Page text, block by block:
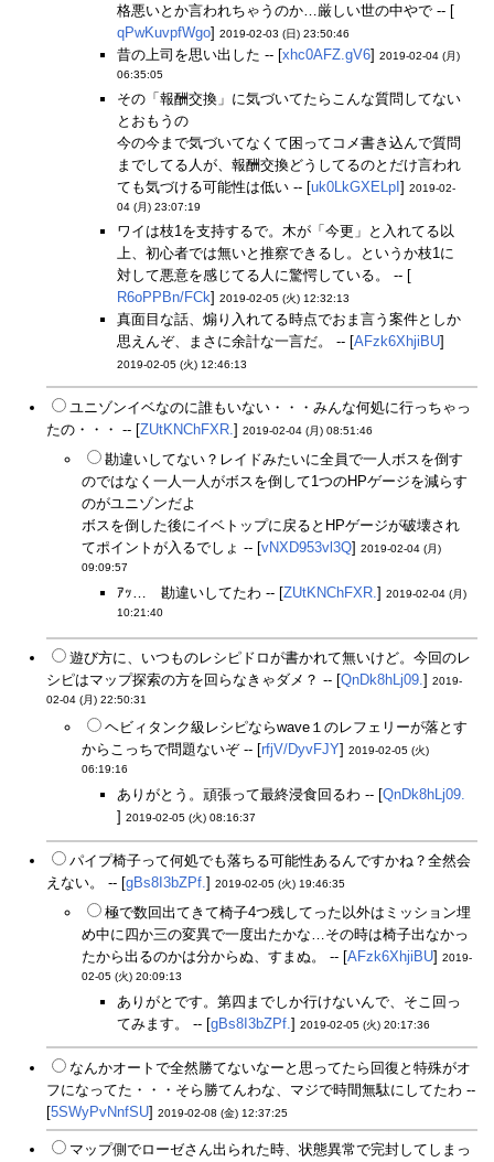
格悪いとか言われちゃうのか…厳しい世の中やで -- [
qPwKuvpfWgo] 2019-02-03 (日) 23:50:46
昔の上司を思い出した -- [xhc0AFZ.gV6] 2019-02-04 (月)
06:35:05
その「報酬交換」に気づいてたらこんな質問してない
とおもうの
今の今まで気づいてなくて困ってコメ書き込んで質問
までしてる人が、報酬交換どうしてるのとだけ言われ
ても気づける可能性は低い -- [uk0LkGXELpI ] 2019-02-
04 (月) 23:07:19
ワイは枝1を支持するで。木が「今更」と入れてる以
上、初心者では無いと推察できるし。というか枝1に
対して悪意を感じてる人に驚愕している。 -- [
R6oPPBn/FCk] 2019-02-05 (火) 12:32:13
真面目な話、煽り入れてる時点でおま言う案件としか
思えんぞ、まさに余計な一言だ。 -- [AFzk6XhjiBU]
2019-02-05 (火) 12:46:13
ユニゾンイベなのに誰もいない・・・みんな何処に行っちゃっ
たの・・・ -- [ZUtKNChFXR. ] 2019-02-04 (月) 08:51:46
勘違いしてない？レイドみたいに全員で一人ボスを倒す
のではなく一人一人がボスを倒して1つのHPゲージを減らす
のがユニゾンだよ
ボスを倒した後にイベトップに戻るとHPゲージが破壊され
てポイントが入るでしょ -- [vNXD953vl3Q] 2019-02-04 (月)
09:09:57
ｱｯ… 勘違いしてたわ -- [ZUtKNChFXR. ] 2019-02-04 (月)
10:21:40
遊び方に、いつものレシピドロが書かれて無いけど。今回のレ
シピはマップ探索の方を回らなきゃダメ？ -- [QnDk8hLj09.] 2019-
02-04 (月) 22:50:31
ヘビィタンク級レシピならwave１のレフェリーが落とす
からこっちで問題ないぞ -- [rfjV/DyvFJY] 2019-02-05 (火)
06:19:16
ありがとう。頑張って最終浸食回るわ -- [QnDk8hLj09.
] 2019-02-05 (火) 08:16:37
パイプ椅子って何処でも落ちる可能性あるんですかね？全然会
えない。 -- [gBs8I3bZPf. ] 2019-02-05 (火) 19:46:35
極で数回出てきて椅子4つ残してった以外はミッション埋
め中に四か三の変異で一度出たかな…その時は椅子出なかっ
たから出るのかは分からぬ、すまぬ。 -- [AFzk6XhjiBU] 2019-
02-05 (火) 20:09:13
ありがとです。第四までしか行けないんで、そこ回っ
てみます。 -- [gBs8I3bZPf. ] 2019-02-05 (火) 20:17:36
なんかオートで全然勝てないなーと思ってたら回復と特殊がオ
フになってた・・・そら勝てんわな、マジで時間無駄にしてたわ --
[5SWyPvNnfSU] 2019-02-08 (金) 12:37:25
マップ側でローゼさん出られた時、状態異常で完封してしまっ